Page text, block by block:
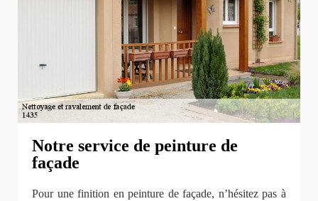
Notre service de peinture de
façade
Pour une finition en peinture de façade, n’hésitez pas à